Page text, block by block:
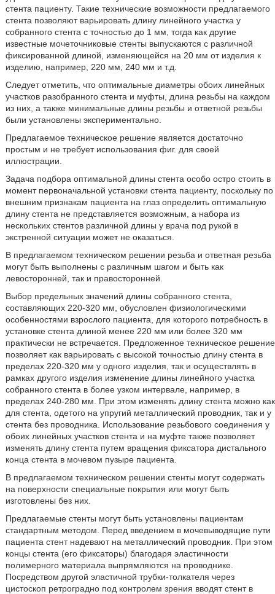
стента пациенту. Такие технические возможности предлагаемого
стента позволяют варьировать длину линейного участка у
собранного стента с точностью до 1 мм, тогда как другие
известные мочеточниковые стенты выпускаются с различной
фиксированной длиной, изменяющейся на 20 мм от изделия к
изделию, например, 220 мм, 240 мм и т.д.
Следует отметить, что оптимальные диаметры обоих линейных
участков разобранного стента и муфты, длина резьбы на каждом
из них, а также минимальные длины резьбы и ответной резьбы
были установлены экспериментально.
Предлагаемое техническое решение является достаточно
простым и не требует использования фиг. для своей
иллюстрации.
Задача подбора оптимальной длины стента особо остро стоить в
момент первоначальной установки стента пациенту, поскольку по
внешним признакам пациента на глаз определить оптимальную
длину стента не представляется возможным, а набора из
нескольких стентов различной длины у врача под рукой в
экстренной ситуации может не оказаться.
В предлагаемом техническом решении резьба и ответная резьба
могут быть выполнены с различным шагом и быть как
левосторонней, так и правосторонней.
Выбор предельных значений длины собранного стента,
составляющих 220-320 мм, обусловлен физиологическими
особенностями взрослого пациента, для которого потребность в
установке стента длиной менее 220 мм или более 320 мм
практически не встречается. Предложенное техническое решение
позволяет как варьировать с высокой точностью длину стента в
пределах 220-320 мм у одного изделия, так и осуществлять в
рамках другого изделия изменение длины линейного участка
собранного стента в более узком интервале, например, в
пределах 240-280 мм. При этом изменять длину стента можно как
для стента, одетого на упругий металлический проводник, так и у
стента без проводника. Использование резьбового соединения у
обоих линейных участков стента и на муфте также позволяет
изменять длину стента путем вращения фиксатора дистального
конца стента в мочевом пузыре пациента.
В предлагаемом техническом решении стенты могут содержать
на поверхности специальные покрытия или могут быть
изготовлены без них.
Предлагаемые стенты могут быть установлены пациентам
стандартным методом. Перед введением в мочевыводящие пути
пациента стент надевают на металлический проводник. При этом
концы стента (его фиксаторы) благодаря эластичности
полимерного материала выпрямляются на проводнике.
Посредством другой эластичной трубки-толкателя через
цистоскоп ретроградно под контролем зрения вводят стент в